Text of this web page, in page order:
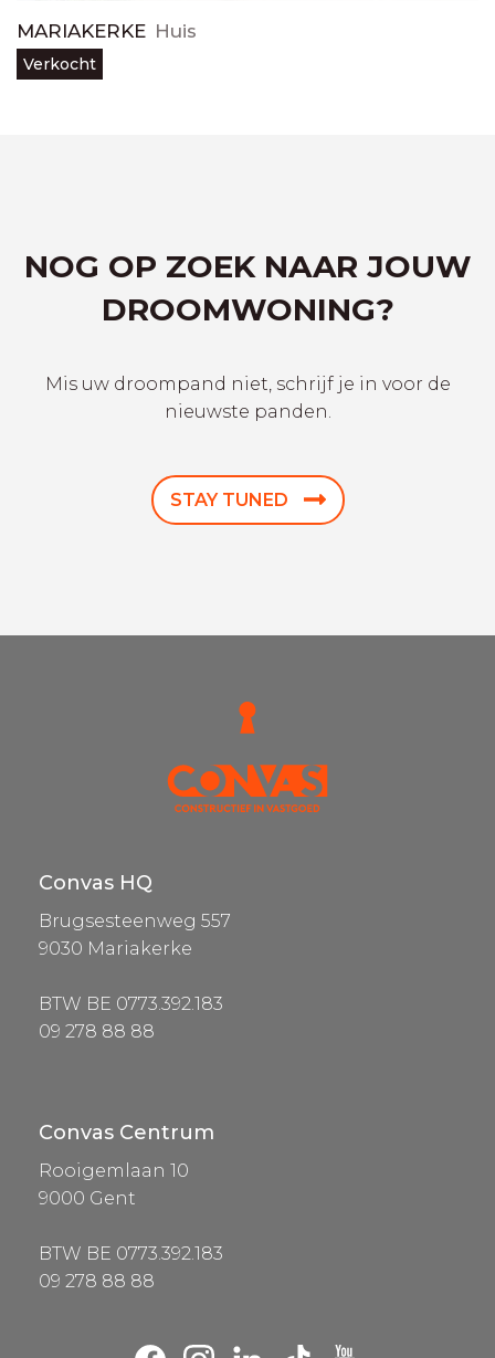
MARIAKERKE Huis
Verkocht
NOG OP ZOEK NAAR JOUW
DROOMWONING?
Mis uw droompand niet, schrijf je in voor de
nieuwste panden.
STAY TUNED
Convas HQ
Brugsesteenweg 557
9030 Mariakerke
BTW BE 0773.392.183
09 278 88 88
Convas Centrum
Rooigemlaan 10
9000 Gent
BTW BE 0773.392.183
09 278 88 88